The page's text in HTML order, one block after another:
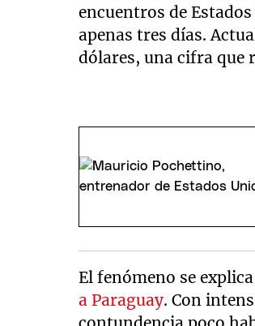
encuentros de
apenas tres días.
dólares, una cifra que
El fenómeno se
a Paraguay. Con